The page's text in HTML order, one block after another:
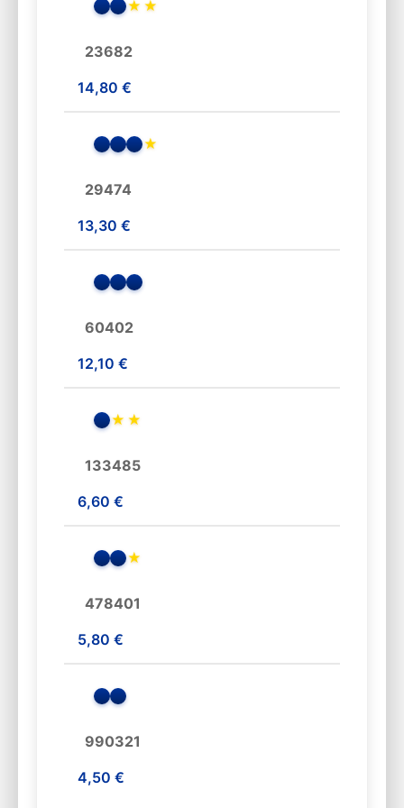
★ ★
23682
14,80 €
★
29474
13,30 €
60402
12,10 €
★ ★
133485
6,60 €
★
478401
5,80 €
990321
4,50 €